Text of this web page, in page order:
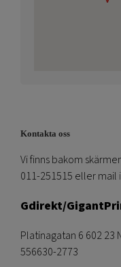
Kontakta oss
Vi finns bakom
011-251515 eller mail
Gdirekt/
Platinagatan 6 602 23
556630-2773